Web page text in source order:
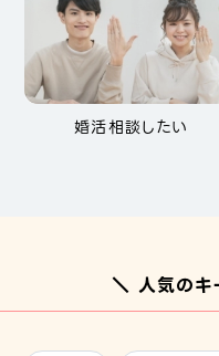
婚活相談したい
＼ 人気のキ